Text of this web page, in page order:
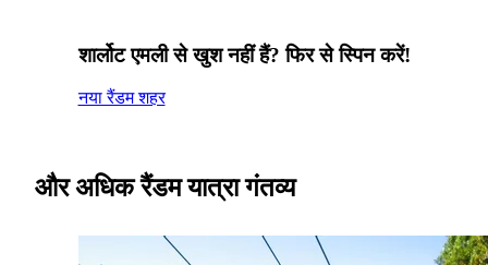
शार्लोट एमली से खुश नहीं हैं? फिर से स्पिन करें!
नया रैंडम शहर
और अधिक रैंडम यात्रा गंतव्य